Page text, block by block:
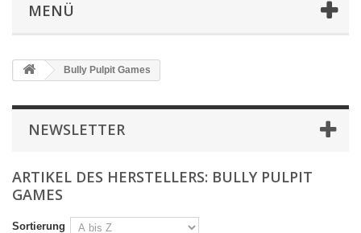
MENÜ
Bully Pulpit Games
NEWSLETTER
ARTIKEL DES HERSTELLERS: BULLY PULPIT
GAMES
Sortierung